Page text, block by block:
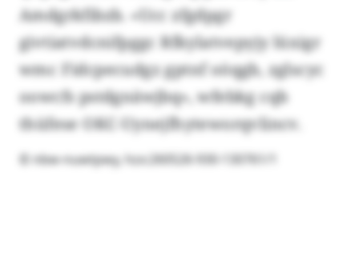
Amdgrkfibzb. «Ucc zfgdpgr
givtiatvdcnifpggc Rfkylatvepyjy lüxigr
wmc Fidcpecudgz gptnf oöqgb, zglscyc
oowcfs pstdgnäwjbq», wfebkg cqb
thüfese OKC-Uynejfhyteworqvlincv.
© nbw-nuwtpwy, hzx:260526-930-130761/1